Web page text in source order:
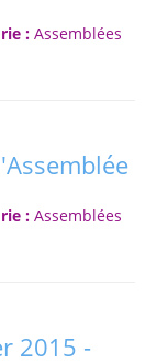
: Assemblées
: Assemblées
2015 -